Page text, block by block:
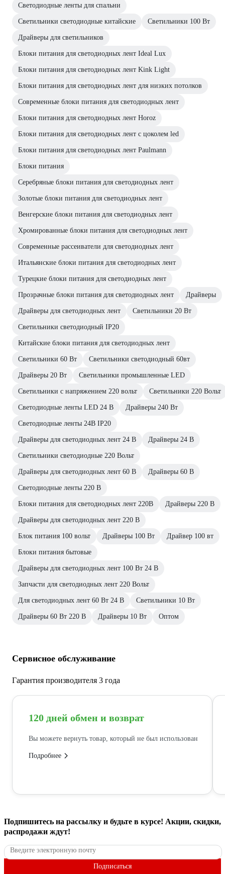
Светодиодные ленты для спальни
Светильники светодиодные китайские Светильники 100 Вт
Драйверы для светильников
Блоки питания для светодиодных лент Ideal Lux
Блоки питания для светодиодных лент Kink Light
Блоки питания для светодиодных лент для низких потолков
Современные блоки питания для светодиодных лент
Блоки питания для светодиодных лент Horoz
Блоки питания для светодиодных лент с цоколем led
Блоки питания для светодиодных лент Paulmann
Блоки питания
Серебряные блоки питания для светодиодных лент
Золотые блоки питания для светодиодных лент
Венгерские блоки питания для светодиодных лент
Хромированные блоки питания для светодиодных лент
Современные рассеиватели для светодиодных лент
Итальянские блоки питания для светодиодных лент
Турецкие блоки питания для светодиодных лент
Прозрачные блоки питания для светодиодных лент Драйверы
Драйверы для светодиодных лент Светильники 20 Вт
Светильники светодиодный IP20
Китайские блоки питания для светодиодных лент
Светильники 60 Вт Светильники светодиодный 60вт
Драйверы 20 Вт Светильники промышленные LED
Светильники с напряжением 220 вольт Светильники 220 Вольт
Светодиодные ленты LED 24 В Драйверы 240 Вт
Светодиодные ленты 24В IP20
Драйверы для светодиодных лент 24 В Драйверы 24 В
Светильники светодиодные 220 Вольт
Драйверы для светодиодных лент 60 В Драйверы 60 В
Светодиодные ленты 220 В
Блоки питания для светодиодных лент 220В Драйверы 220 В
Драйверы для светодиодных лент 220 В
Блок питания 100 вольт Драйверы 100 Вт Драйвер 100 вт
Блоки питания бытовые
Драйверы для светодиодных лент 100 Вт 24 В
Запчасти для светодиодных лент 220 Вольт
Для светодиодных лент 60 Вт 24 В Светильники 10 Вт
Драйверы 60 Вт 220 В Драйверы 10 Вт Оптом
Сервисное обслуживание
Гарантия производителя 3 года
120 дней обмен и возврат
Вы можете вернуть товар, который не был использован
Подробнее
Подпишитесь на рассылку и будьте в курсе! Акции, скидки,
распродажи ждут!
Подписаться